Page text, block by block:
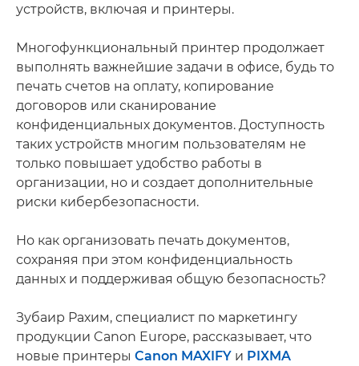
устройств, включая и принтеры.
Многофункциональный принтер продолжает
выполнять важнейшие задачи в офисе, будь то
печать счетов на оплату, копирование
договоров или сканирование
конфиденциальных документов. Доступность
таких устройств многим пользователям не
только повышает удобство работы в
организации, но и создает дополнительные
риски кибербезопасности.
Но как организовать печать документов,
сохраняя при этом конфиденциальность
данных и поддерживая общую безопасность?
Зубаир Рахим, специалист по маркетингу
продукции Canon Europe, рассказывает, что
новые принтеры Canon MAXIFY и PIXMA